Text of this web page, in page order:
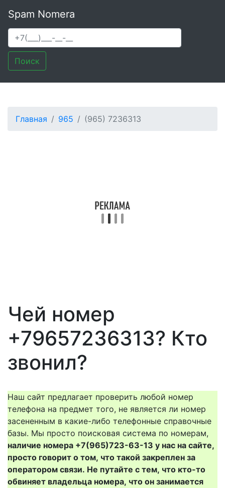
Spam Nomera
Поиск
Главная 965 (965) 7236313
Чей номер
+79657236313? Кто
звонил?
Наш сайт предлагает проверить любой номер
телефона на предмет того, не является ли номер
засененным в какие-либо телефонные справочные
базы. Мы просто поисковая система по номерам,
наличие номера +7(965)723-63-13 у нас на сайте,
просто говорит о том, что такой закреплен за
оператором связи. Не путайте с тем, что кто-то
обвиняет владельца номера, что он занимается